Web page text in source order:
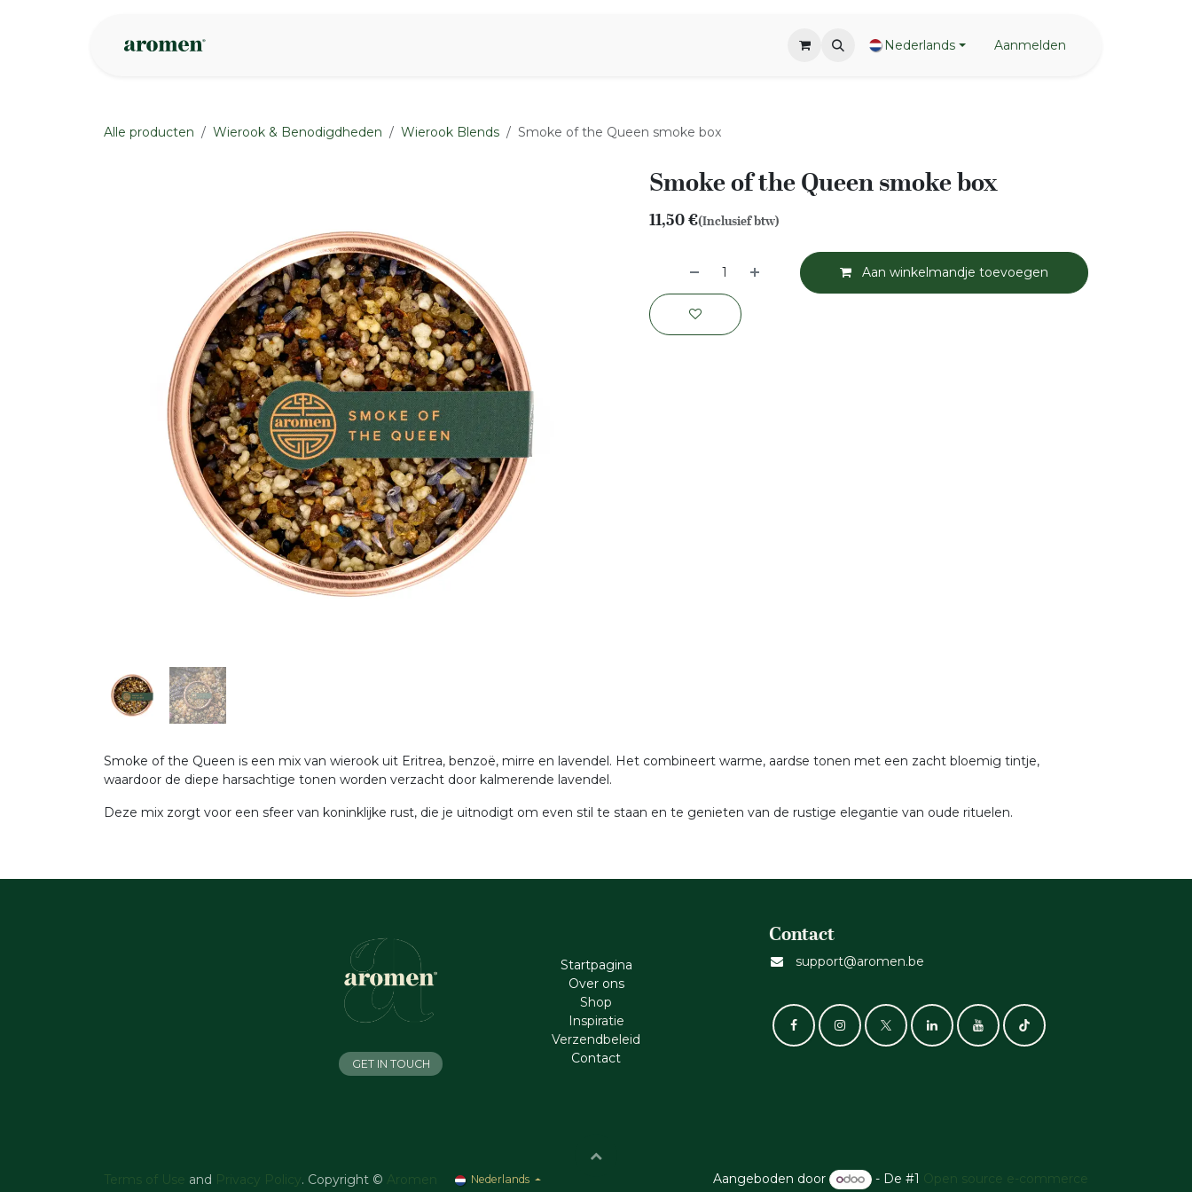
Nederlands Aanmelden
Alle producten Wierook & Benodigdheden Wierook Blends Smoke of the Queen smoke box
Smoke of the Queen smoke box
11,50€(Inclusief btw)
Aan winkelmandje toevoegen
Smoke of the Queen is een mix van wierook uit Eritrea, benzoë, mirre en lavendel. Het combineert warme, aardse tonen met een zacht bloemig tintje,
waardoor de diepe harsachtige tonen worden verzacht door kalmerende lavendel.
Deze mix zorgt voor een sfeer van koninklijke rust, die je uitnodigt om even stil te staan en te genieten van de rustige elegantie van oude rituelen.
Startpagina
Ove​r​ ons
Shop
Inspiratie
Verzendbeleid
Cont​act
Contact
support@aromen.be
GET IN TOUCH
Terms of Use and Privacy Policy . Copyright © Aromen Nederlands Aangeboden door - De #1 Open source e-commerce